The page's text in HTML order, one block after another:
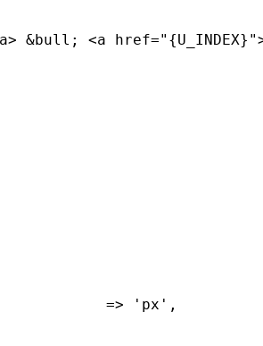
&bull; <a
	'PIXEL'								=> 'px',